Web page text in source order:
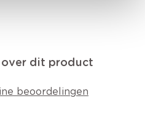
over dit product
beoordelingen